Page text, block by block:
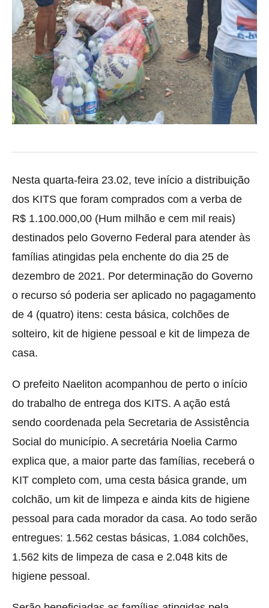
Nesta quarta-feira 23.02, teve início a distribuição
dos KITS que foram comprados com a verba de
R$ 1.100.000,00 (Hum milhão e cem mil reais)
destinados pelo Governo Federal para atender às
famílias atingidas pela enchente do dia 25 de
dezembro de 2021. Por determinação do Governo
o recurso só poderia ser aplicado no pagagamento
de 4 (quatro) itens: cesta básica, colchões de
solteiro, kit de higiene pessoal e kit de limpeza de
casa.
O prefeito Naeliton acompanhou de perto o início
do trabalho de entrega dos KITS. A ação está
sendo coordenada pela Secretaria de Assistência
Social do município. A secretária Noelia Carmo
explica que, a maior parte das famílias, receberá o
KIT completo com, uma cesta básica grande, um
colchão, um kit de limpeza e ainda kits de higiene
pessoal para cada morador da casa. Ao todo serão
entregues: 1.562 cestas básicas, 1.084 colchões,
1.562 kits de limpeza de casa e 2.048 kits de
higiene pessoal.